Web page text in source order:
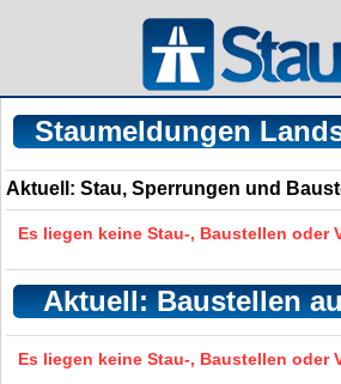
Staumeldungen
Aktuell: Stau, Sperrungen und
Es liegen keine Stau-, Baustellen oder
Aktuell: Baustellen
Es liegen keine Stau-, Baustellen oder